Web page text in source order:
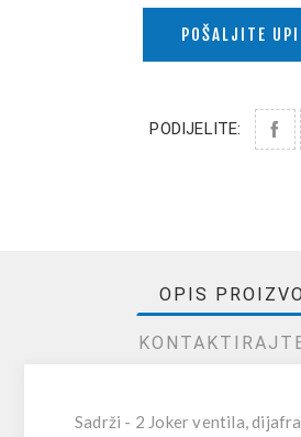
POŠALJITE
PODIJELITE:
OPIS
Sadrži - 2 Joker ventila,